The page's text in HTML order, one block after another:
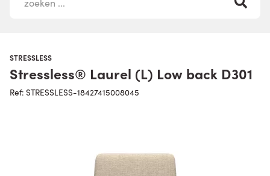
STRESSLESS
Stressless® Laurel (L) Low back D301
Ref: STRESSLESS-18427415008045